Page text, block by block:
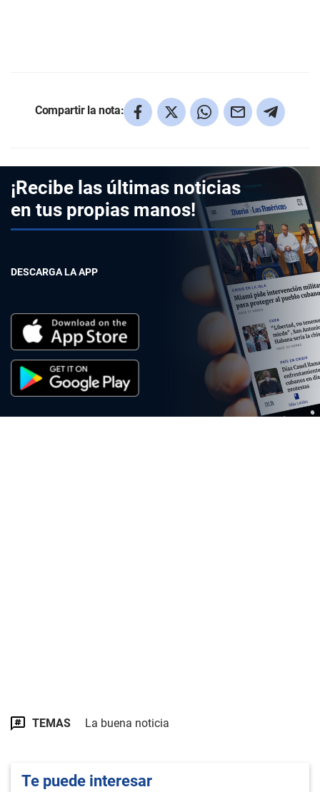
Compartir la nota:
¡Recibe las últimas noticias
en tus propias manos!
DESCARGA LA APP
TEMAS La buena noticia
Te puede interesar